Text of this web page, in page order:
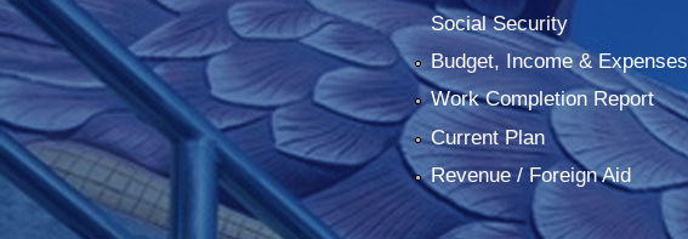
Social Security
Budget, Income & Expenses
Work Completion Report
Current Plan
Revenue / Foreign Aid